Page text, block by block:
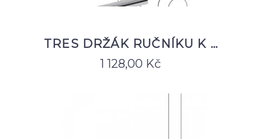
TRES DRŽÁK RUČNÍKU K …
1 128,00 Kč